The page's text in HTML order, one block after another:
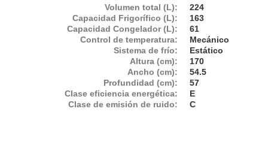
Volumen total (L):
224
Capacidad Frigorífico (L):
163
Capacidad Congelador (L):
61
Control de temperatura:
Mecánico
Sistema de frío:
Estático
Altura (cm):
170
Ancho (cm):
54.5
Profundidad (cm):
57
Clase eficiencia energética:
E
Clase de emisión de ruido:
C